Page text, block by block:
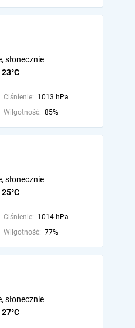
23°C
słonecznie
Ciśnienie: 1013 hPa
Wilgotność: 85%
25°C
słonecznie
Ciśnienie: 1014 hPa
Wilgotność: 77%
27°C
słonecznie